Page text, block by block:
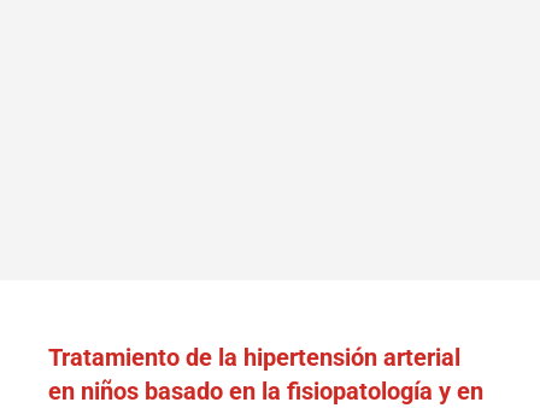
Tratamiento de la hipertensión arterial
en niños basado en la fisiopatología y en